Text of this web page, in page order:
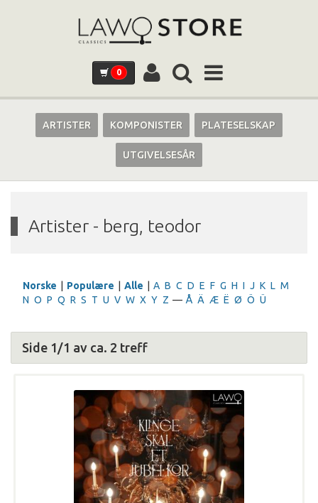
0
ARTISTER KOMPONISTER PLATESELSKAP
UTGIVELSESÅR
Artister - berg, teodor
Norske Populære Alle A B C D E F G H I J K L M
N O P Q R S T U V W X Y Z — Å Ä Æ Ë Ø Ö Ü
Side 1/1 av ca. 2 treff